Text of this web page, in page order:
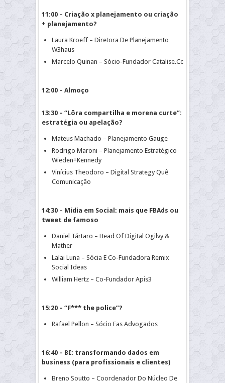
11:00 – Criação x planejamento ou criação
+ planejamento?
Laura Kroeff – Diretora De Planejamento
W3haus
Marcelo Quinan – Sócio-Fundador Catalise.Cc
12:00 – Almoço
13:30 – “Lôra compartilha e morena curte”:
estratégia ou apelação?
Mateus Machado – Planejamento Gauge
Rodrigo Maroni – Planejamento Estratégico
Wieden+Kennedy
Vinícius Theodoro – Digital Strategy Quê
Comunicação
14:30 – Mídia em Social: mais que FBAds ou
tweet de famoso
Daniel Tártaro – Head Of Digital Ogilvy &
Mather
Lalai Luna – Sócia E Co-Fundadora Remix
Social Ideas
William Hertz – Co-Fundador Apis3
15:20 – “F*** the police”?
Rafael Pellon – Sócio Fas Advogados
16:40 – BI: transformando dados em
business (para profissionais e clientes)
Breno Soutto – Coordenador Do Núcleo De